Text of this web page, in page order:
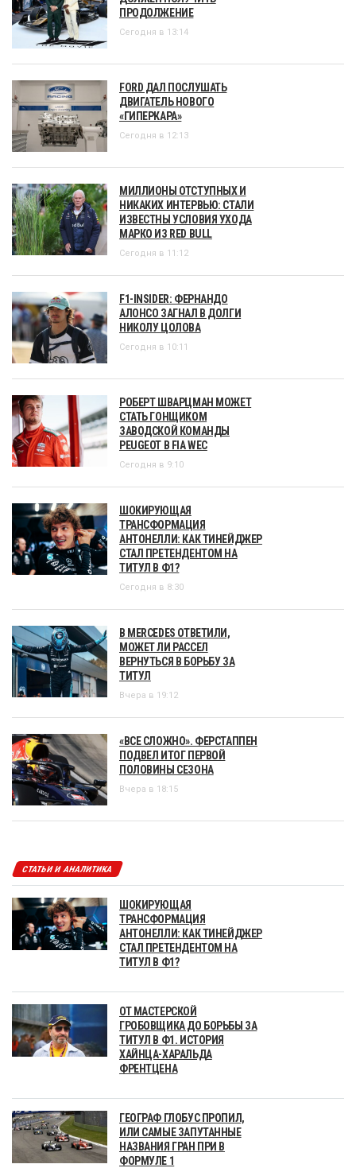
ПРОДОЛЖЕНИЕ
Сегодня в 13:14
FORD ДАЛ ПОСЛУШАТЬ
ДВИГАТЕЛЬ НОВОГО
«ГИПЕРКАРА»
Сегодня в 12:13
МИЛЛИОНЫ ОТСТУПНЫХ И
НИКАКИХ ИНТЕРВЬЮ: СТАЛИ
ИЗВЕСТНЫ УСЛОВИЯ УХОДА
МАРКО ИЗ RED BULL
Сегодня в 11:12
F1-INSIDER: ФЕРНАНДО
АЛОНСО ЗАГНАЛ В ДОЛГИ
НИКОЛУ ЦОЛОВА
Сегодня в 10:11
РОБЕРТ ШВАРЦМАН МОЖЕТ
СТАТЬ ГОНЩИКОМ
ЗАВОДСКОЙ КОМАНДЫ
PEUGEOT В FIA WEC
Сегодня в 9:10
ШОКИРУЮЩАЯ
ТРАНСФОРМАЦИЯ
АНТОНЕЛЛИ: КАК ТИНЕЙДЖЕР
СТАЛ ПРЕТЕНДЕНТОМ НА
ТИТУЛ В Ф1?
Сегодня в 8:30
В MERCEDES ОТВЕТИЛИ,
МОЖЕТ ЛИ РАССЕЛ
ВЕРНУТЬСЯ В БОРЬБУ ЗА
ТИТУЛ
Вчера в 19:12
«ВСЕ СЛОЖНО». ФЕРСТАППЕН
ПОДВЕЛ ИТОГ ПЕРВОЙ
ПОЛОВИНЫ СЕЗОНА
Вчера в 18:15
СТАТЬИ И АНАЛИТИКА
ШОКИРУЮЩАЯ
ТРАНСФОРМАЦИЯ
АНТОНЕЛЛИ: КАК ТИНЕЙДЖЕР
СТАЛ ПРЕТЕНДЕНТОМ НА
ТИТУЛ В Ф1?
ОТ МАСТЕРСКОЙ
ГРОБОВЩИКА ДО БОРЬБЫ ЗА
ТИТУЛ В Ф1. ИСТОРИЯ
ХАЙНЦА-ХАРАЛЬДА
ФРЕНТЦЕНА
ГЕОГРАФ ГЛОБУС ПРОПИЛ,
ИЛИ САМЫЕ ЗАПУТАННЫЕ
НАЗВАНИЯ ГРАН ПРИ В
ФОРМУЛЕ 1